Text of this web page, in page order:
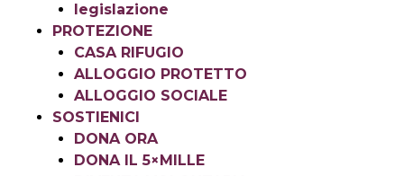
legislazione
PROTEZIONE
CASA RIFUGIO
ALLOGGIO PROTETTO
ALLOGGIO SOCIALE
SOSTIENICI
DONA ORA
DONA IL 5×MILLE